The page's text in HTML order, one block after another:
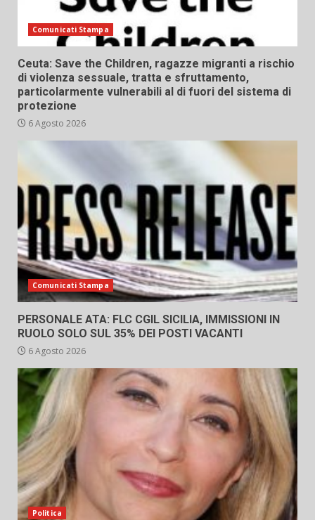
Comunicati Stampa
Ceuta: Save the Children, ragazze migranti a rischio
di violenza sessuale, tratta e sfruttamento,
particolarmente vulnerabili al di fuori del sistema di
protezione
6 Agosto 2026
Comunicati Stampa
PERSONALE ATA: FLC CGIL SICILIA, IMMISSIONI IN
RUOLO SOLO SUL 35% DEI POSTI VACANTI
6 Agosto 2026
Politica